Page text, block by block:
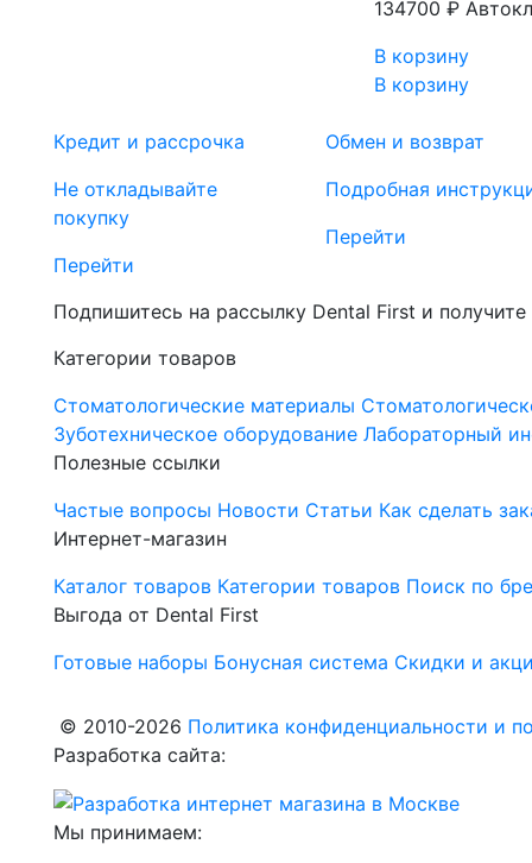
134700 ₽
В корзину
В корзину
Кредит и рассрочка
Не откладывайте
покупку
Перейти
Обмен и возврат
Подробная
Перейти
Подпишитесь на рассылку Dental First и
Категории товаров
Стоматологические материалы
Зуботехническое оборудование Лабораторный
Полезные ссылки
Частые вопросы Новости Статьи Как сделать
Интернет-магазин
Каталог товаров Категории товаров Поиск по
Выгода от Dental First
Готовые наборы Бонусная система Скидки и
© 2010-2026 Политика конфиденциальности и
Разработка сайта:
Мы принимаем: